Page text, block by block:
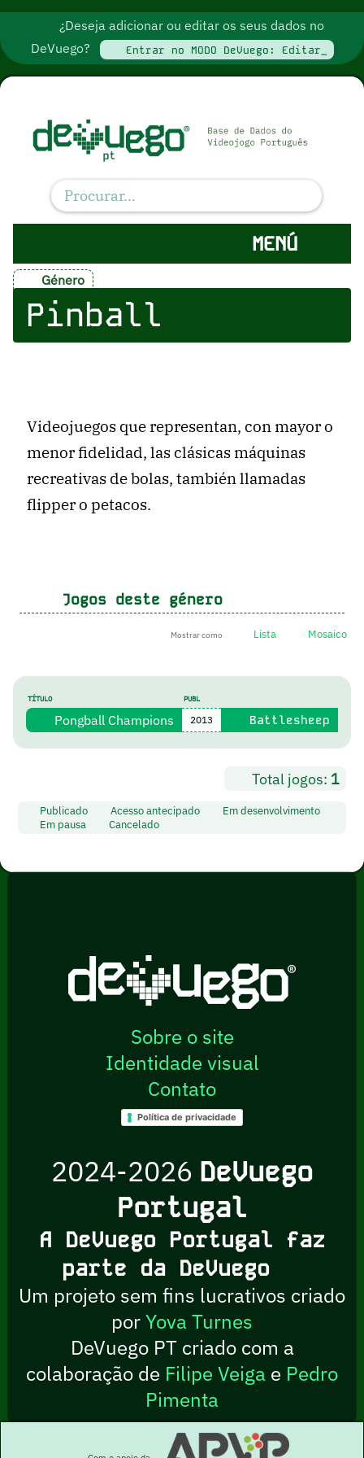
¿Deseja adicionar ou editar os seus dados no
DeVuego?
Entrar no MODO DeVuego: Editar_
MENÚ
Género
Pinball
Videojuegos que representan, con mayor o
menor fidelidad, las clásicas máquinas
recreativas de bolas, también llamadas
flipper o petacos.
Jogos deste género
Mostrar como Lista Mosaico
TÍTULO PUBL
Pongball Champions 2013 Battlesheep
Total jogos: 1
Publicado Acesso antecipado
Em desenvolvimento
Em pausa
Cancelado
Sobre o site
Identidade visual
Contato
Política de privacidade
2024-2026 DeVuego
Portugal
A DeVuego Portugal faz
parte da DeVuego
Um projeto sem fins lucrativos criado
porYova Turnes
DeVuego PT criado com a
colaboração de Filipe Veiga e Pedro
Pimenta